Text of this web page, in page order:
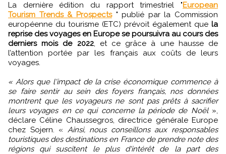
La dernière édition du rapport trimestriel "European
Tourism Trends & Prospects" publié par la Commission
européenne du tourisme (ETC) prévoit également que la
reprise des voyages en Europe se poursuivra au cours des
derniers mois de 2022, et ce grâce à une hausse de
l’attention portée par les français aux coûts de leurs
voyages.
« Alors que l'impact de la crise économique commence à
se faire sentir au sein des foyers français, nos données
montrent que les voyageurs ne sont pas prêts à sacrifier
leurs voyages en ce qui concerne la période de Noël»,
déclare Céline Chaussegros, directrice générale Europe
chez Sojern. « Ainsi, nous conseillons aux responsables
touristiques des destinations en France de prendre note des
régions qui suscitent le plus d'intérêt de la part des